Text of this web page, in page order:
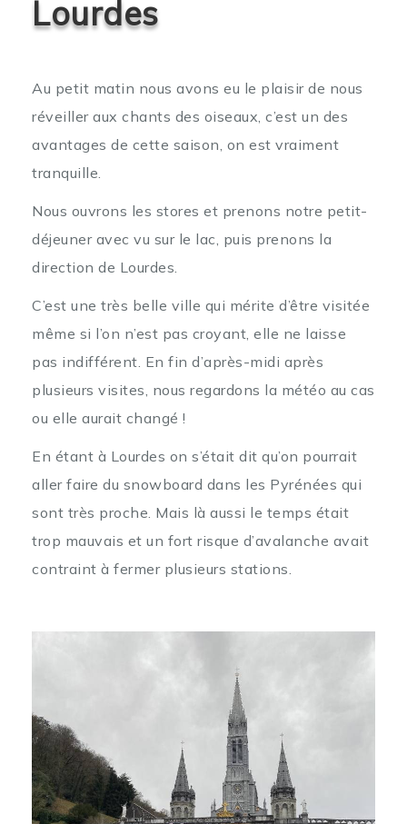
Lourdes
Au petit matin nous avons eu le plaisir de nous
réveiller aux chants des oiseaux, c’est un des
avantages de cette saison, on est vraiment
tranquille.
Nous ouvrons les stores et prenons notre petit-
déjeuner avec vu sur le lac, puis prenons la
direction de Lourdes.
C’est une très belle ville qui mérite d’être visitée
même si l’on n’est pas croyant, elle ne laisse
pas indifférent. En fin d’après-midi après
plusieurs visites, nous regardons la météo au cas
ou elle aurait changé !
En étant à Lourdes on s’était dit qu’on pourrait
aller faire du snowboard dans les Pyrénées qui
sont très proche. Mais là aussi le temps était
trop mauvais et un fort risque d’avalanche avait
contraint à fermer plusieurs stations.